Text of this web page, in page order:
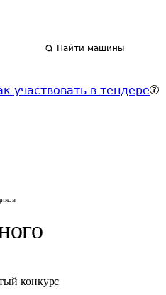
Найти машины
участвовать в тендере
конкурс